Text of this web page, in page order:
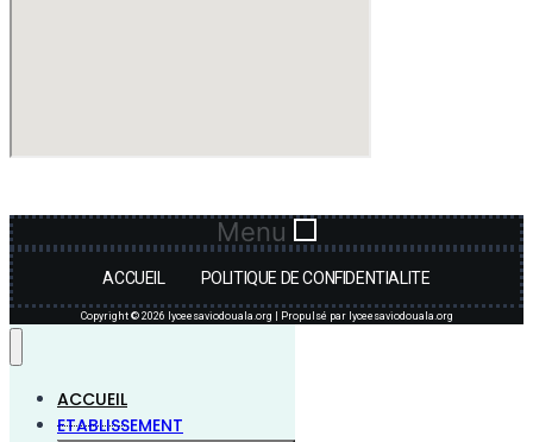
Menu
ACCUEIL POLITIQUE DE CONFIDENTIALITE
Copyright © 2026 lyceesaviodouala.org | Propulsé par lyceesaviodouala.org
ACCUEIL
ETABLISSEMENT